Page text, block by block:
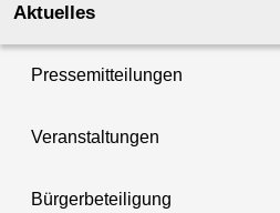
Aktuelles
Pressemitteilungen
Veranstaltungen
Bürgerbeteiligung